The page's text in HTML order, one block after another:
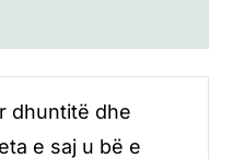
dhuntitë dhe
e saj u bë e